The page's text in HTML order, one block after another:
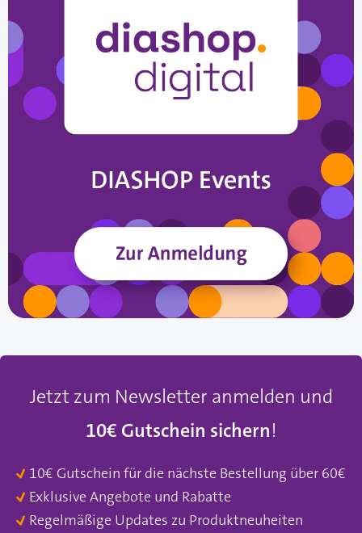
Jetzt zum Newsletter anmelden und
10€ Gutschein sichern!
10€ Gutschein für die nächste Bestellung über 60€
Exklusive Angebote und Rabatte
Regelmäßige Updates zu Produktneuheiten